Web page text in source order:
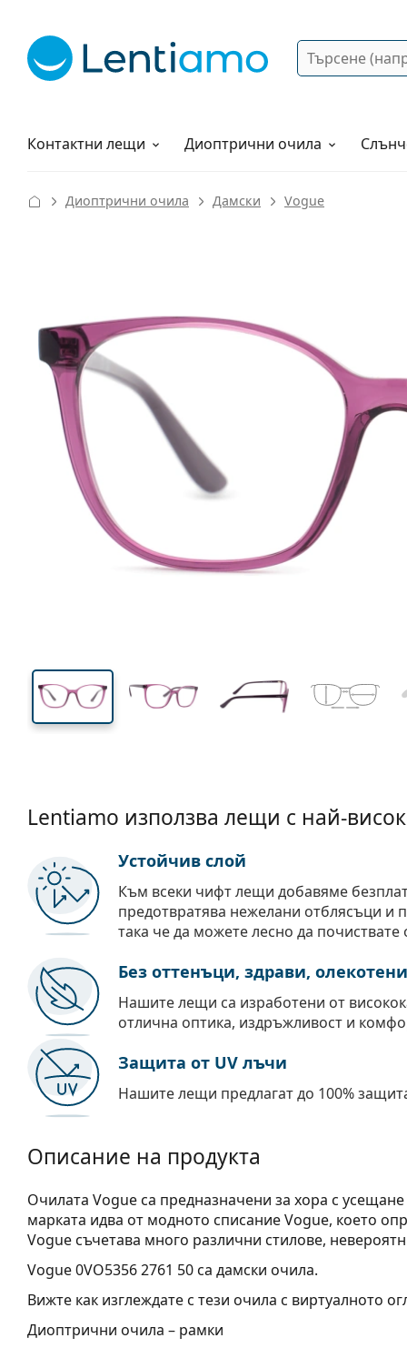
Търсене
Контактни лещи
Разтвори Диоптрични очила
Как да поръчам?
Диоптрични очила Дамски Vogue
Ширина
42 mm
Височина на стъклото Ширина на стъклото
Ширина
на
Lentiamo използва лещи с най-
Устойчив слой
Към всеки чифт лещи добавяме
предотвратява нежелани отблясъци и
така че да можете лесно да почиствате
Без оттенъци, здрави, олекотени
Нашите лещи са изработени от
отлична оптика, издръжливост и
Защита от UV лъчи
Нашите лещи предлагат до 100%
Описание на продукта
Очилата Vogue са предназначени за хора с
марката идва от модното списание Vogue, което
Vogue съчетава много различни стилове,
Vogue 0VO5356 2761 50са дамски очила.
Вижте как изглеждате с тези очила с виртуалното
Диоптрични очила – рамки